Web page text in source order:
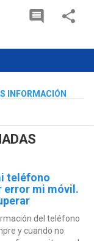
INFORMACIÓN
teléfono
error mi móvil.
del teléfono
y cuando no